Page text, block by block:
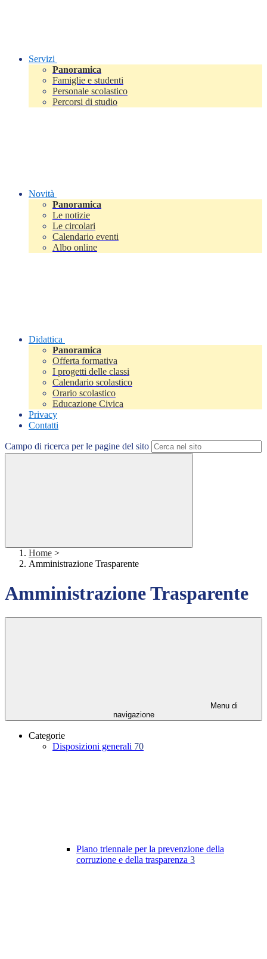
Servizi
Panoramica
Famiglie e studenti
Personale scolastico
Percorsi di studio
Novità
Panoramica
Le notizie
Le circolari
Calendario eventi
Albo online
Didattica
Panoramica
Offerta formativa
I progetti delle classi
Calendario scolastico
Orario scolastico
Educazione Civica
Privacy
Contatti
Campo di ricerca per le pagine del sito
Home >
Amministrazione Trasparente
Amministrazione Trasparente
Menu di
navigazione
Categorie
Disposizioni generali 70
Piano triennale per la prevenzione della
corruzione e della trasparenza 3